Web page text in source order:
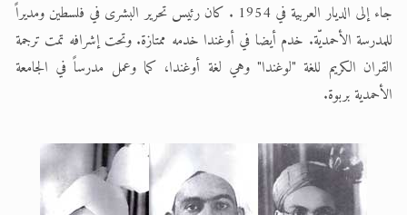
جاء إلى الديار العربية في 1954 . كان رئيس تحرير البشرى في فلسطين ومديراً
للمدرسة الأحمديّة. خدم أيضا في أوغندا خدمه ممتازة. وتحت إشرافه تمت ترجمة
القران الكريم للغة "لوغندا" وهي لغة أوغندا، كما وعمل مدرساً في الجامعة
الأحمدية بربوة.